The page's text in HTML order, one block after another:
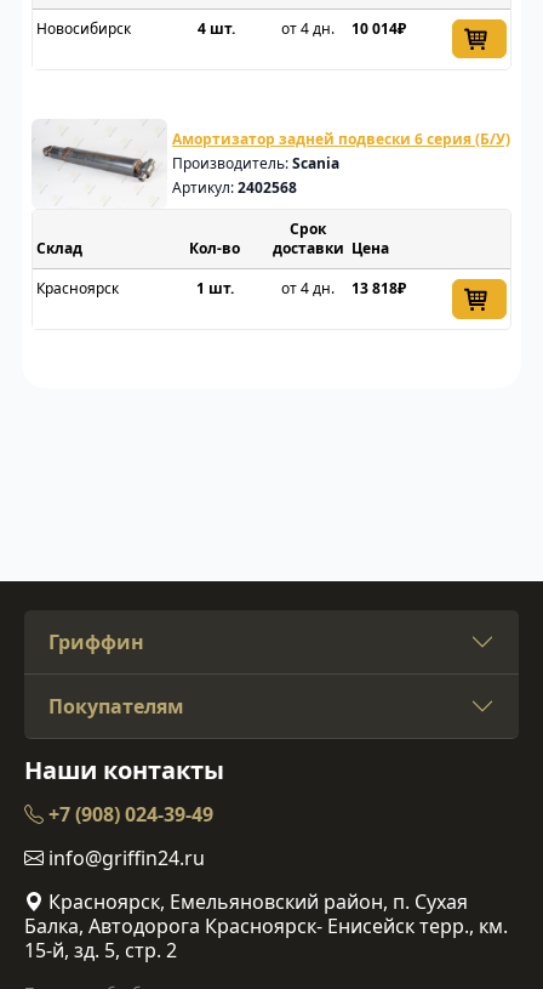
Новосибирск
4 шт. от 4 дн. 10 014₽
Амортизатор задней подвески 6 серия (Б/У)
Производитель:Scania
Артикул:2402568
Склад
Срок
доставки Цена
Красноярск
1 шт. от 4 дн. 13 818₽
Гриффин
Покупателям
Наши контакты
+7 (908) 024-39-49
info@griffin24.ru
Красноярск, Емельяновский район, п. Сухая
Балка, Автодорога Красноярск- Енисейск терр., км.
15-й, зд. 5, стр. 2